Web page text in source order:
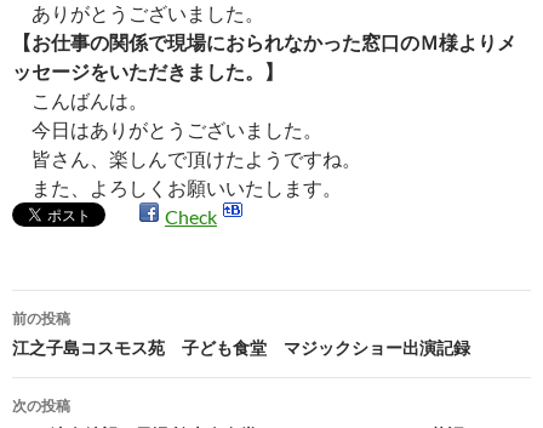
ありがとうございました。
【お仕事の関係で現場におられなかった窓口のＭ様よりメ
ッセージをいただきました。】
こんばんは。
今日はありがとうございました。
皆さん、楽しんで頂けたようですね。
また、よろしくお願いいたします。‍
Check
投
稿
ナ
前の投稿
江之子島コスモス苑 子ども食堂 マジックショー出演記録
次の投稿